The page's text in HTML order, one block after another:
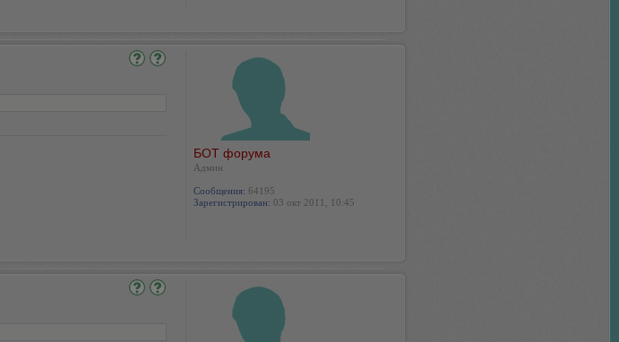
БОТ форума
Админ
Сообщения: 64195
Зарегистрирован: 03 окт 2011, 10:45